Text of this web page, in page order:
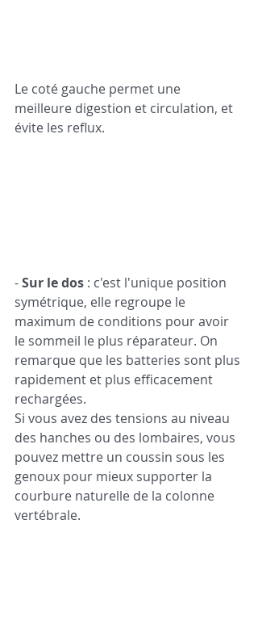
Le coté gauche permet une
meilleure digestion et circulation, et
évite les reflux.
- Sur le dos : c'est l'unique position
symétrique, elle regroupe le
maximum de conditions pour avoir
le sommeil le plus réparateur. On
remarque que les batteries sont plus
rapidement et plus efficacement
rechargées.
Si vous avez des tensions au niveau
des hanches ou des lombaires, vous
pouvez mettre un coussin sous les
genoux pour mieux supporter la
courbure naturelle de la colonne
vertébrale.